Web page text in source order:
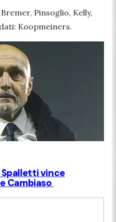
Pinsoglio, Kelly,
Koopmeiners.
vince
Cambiaso